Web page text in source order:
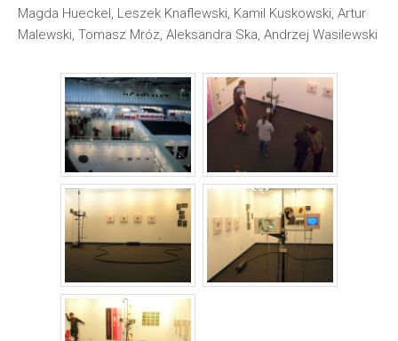
Magda Hueckel, Leszek Knaflewski, Kamil Kuskowski, Artur
Malewski, Tomasz Mróz, Aleksandra Ska, Andrzej Wasilewski